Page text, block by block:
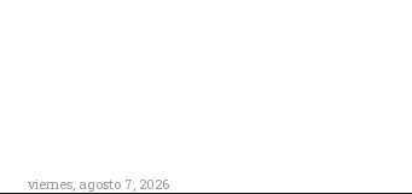
viernes, agosto 7, 2026